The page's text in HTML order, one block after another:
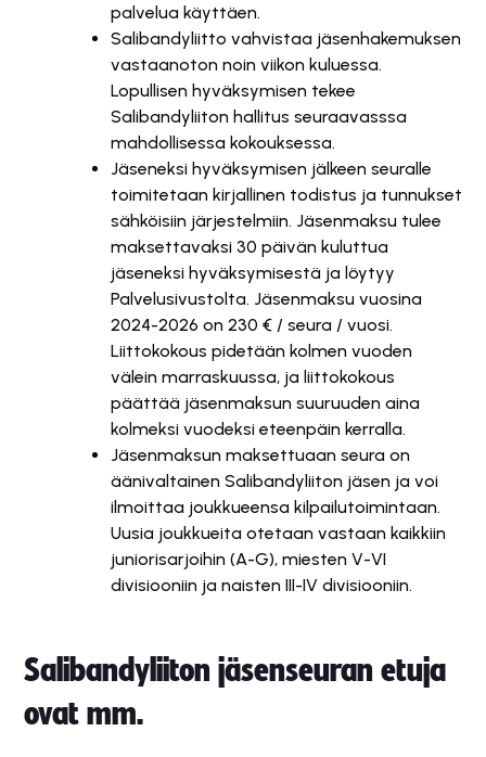
palvelua käyttäen.
Salibandyliitto vahvistaa jäsenhakemuksen
vastaanoton noin viikon kuluessa.
Lopullisen hyväksymisen tekee
Salibandyliiton hallitus seuraavasssa
mahdollisessa kokouksessa.
Jäseneksi hyväksymisen jälkeen seuralle
toimitetaan kirjallinen todistus ja tunnukset
sähköisiin järjestelmiin. Jäsenmaksu tulee
maksettavaksi 30 päivän kuluttua
jäseneksi hyväksymisestä ja löytyy
Palvelusivustolta. Jäsenmaksu vuosina
2024-2026 on 230 € / seura / vuosi.
Liittokokous pidetään kolmen vuoden
välein marraskuussa, ja liittokokous
päättää jäsenmaksun suuruuden aina
kolmeksi vuodeksi eteenpäin kerralla.
Jäsenmaksun maksettuaan seura on
äänivaltainen Salibandyliiton jäsen ja voi
ilmoittaa joukkueensa kilpailutoimintaan.
Uusia joukkueita otetaan vastaan kaikkiin
juniorisarjoihin (A-G), miesten V-VI
divisiooniin ja naisten III-IV divisiooniin.
Salibandyliiton jäsenseuran etuja
ovat mm.